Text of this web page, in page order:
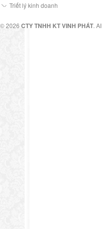
Triết lý kinh doanh
© 2026 CTY TNHH KT VINH PHÁT.